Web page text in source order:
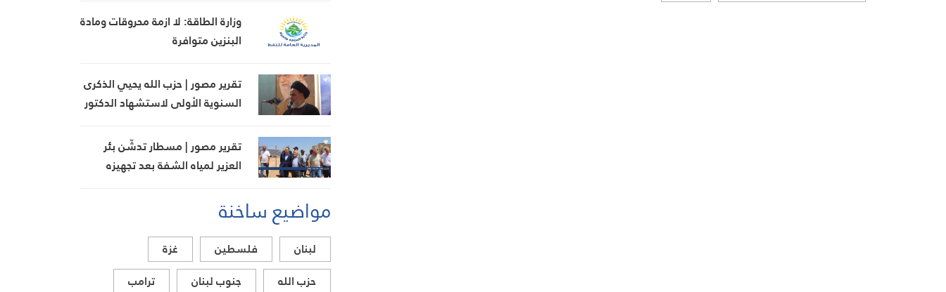
وزارة الطاقة: لا ازمة محروقات ومادة
البنزين متوافرة
تقرير مصور | حزب الله يحيي الذكرى
السنوية الأولى لاستشهاد الدكتور
تقرير مصور | مسطار تدشّن بئر
العزير لمياه الشفة بعد تجهيزه
مواضيع ساخنة
لبنان فلسطين
غزة
حزب الله
جنوب لبنان
ترامب